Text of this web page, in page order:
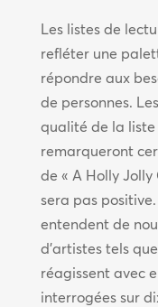
Les listes de
refléter une
répondre aux
de personnes.
qualité de la liste
remarqueront
de « A Holly
sera pas positive.
entendent de
d’artistes tels
réagissent avec
interrogées sur